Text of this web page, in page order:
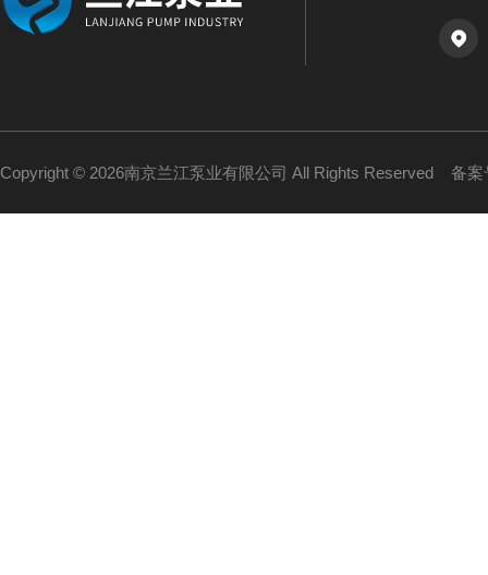
Copyright © 2026南京兰江泵业有限公司 All Rights Reserved 备案